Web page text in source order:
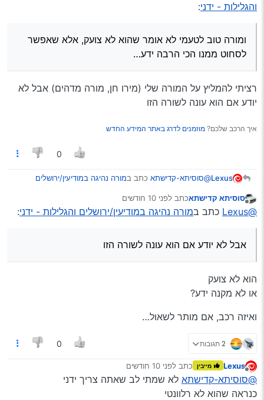
שאפשר לסחוט ממנו הכי הרבה ידע…
תודה למשתפים היקרים!
והגלילות - ידני:
ומורה טוב לטעמי לא אומר שהוא לא צועק, אלא שאפשר
לסחוט ממנו הכי הרבה ידע…
רציתי להמליץ על המורה שלי (מירו חן, מורה מדהים) אבל לא
יודע אם הוא עונה לשורה הזו
איך הרכב שלכם? מוזמנים לדרג באתר המידע החדש
0
Lexus@סוסיתא-קדישתא כתב במורה נהיגה במודיעין/ירושלים
ומורה טוב לטעמי לא אומר שהוא לא צועק, אלא שאפשר
יודע אם הוא עונה לשורה הזו
סוסיתא קדישתאכתב לפני 10 חודשים
נערך לאחרונה על ידי
@Lexus כתב במורה נהיגה במודיעין/ירושלים והגלילות - ידני:
אבל לא יודע אם הוא עונה לשורה הזו
הוא לא צועק
או לא מקנה ידע?
ואיזה רכב, אם מותר לשאול…
2 תגובות 0
מנותק
Lexus מייבין כתב לפני 10 חודשים
נערך לאחרונה על ידי
@סוסיתא-קדישתא לא שמתי לב שאתה צריך ידני
כנראה שהוא לא רלוונטי